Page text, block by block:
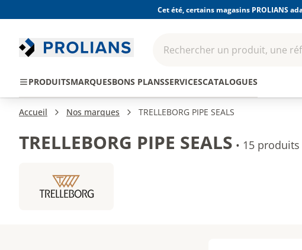
Cet été, certains magasins PROLIANS
Rechercher un produit, une
PRODUITSMARQUESBONS PLANSSERVICESCATALOGUES
individuelle
Outillage Consommables
Accueil Nos marques TRELLEBORG PIPE SEALS
TRELLEBORG PIPE SEALS • 15 produits